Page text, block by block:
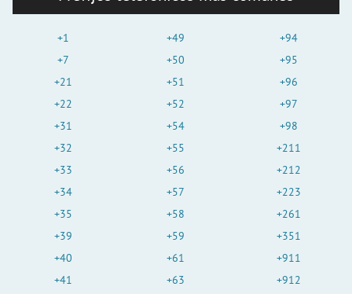
+1
+7
+21
+22
+31
+32
+33
+34
+35
+39
+40
+41
+49
+50
+51
+52
+54
+55
+56
+57
+58
+59
+61
+63
+94
+95
+96
+97
+98
+211
+212
+223
+261
+351
+911
+912